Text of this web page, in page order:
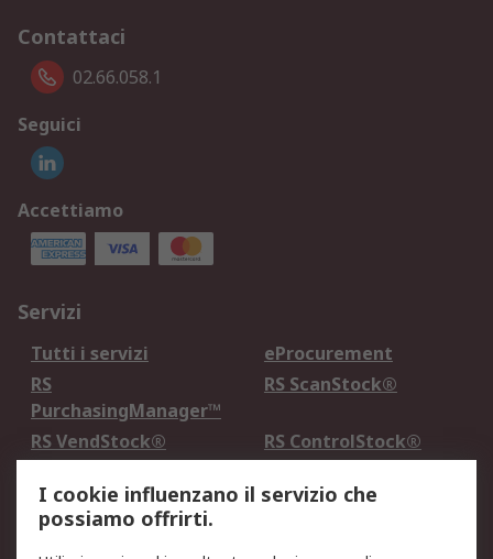
Contattaci
02.66.058.1
Seguici
Accettiamo
Servizi
Tutti i servizi
eProcurement
RS
PurchasingManager™
RS ScanStock®
RS VendStock®
RS ControlStock®
Legale
I cookie influenzano il servizio che
possiamo offrirti.